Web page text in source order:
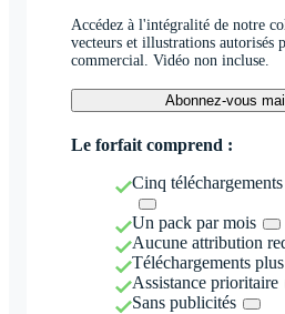
Accédez à l'intégralité de notre
vecteurs et illustrations autorisés
commercial. Vidéo non incluse.
Abonnez-vous
Le forfait comprend :
Cinq
Un pack par mois
Aucune attribution
Téléchargements
Assistance prioritaire
Sans publicités